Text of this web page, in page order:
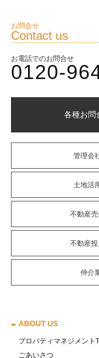
お問合せ
Contact us
お電話でのお問合せ
0120-
各種お問
管理会
土地活
不動産
不動産
仲介
ABOUT US
プロパティマネジメント
ごあいさつ